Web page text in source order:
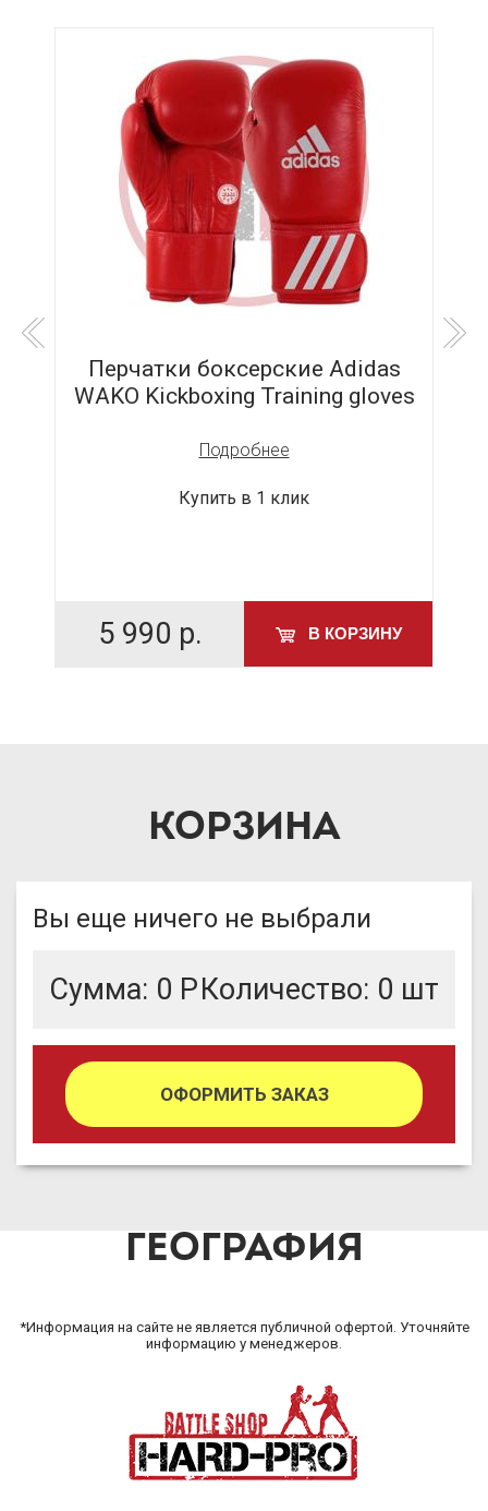
Перчатки боксерские Adidas
WAKO Kickboxing Training gloves
Подробнее
5 990 р. В КОРЗИНУ
Купить в 1 клик
КОРЗИНА
Вы еще ничего не выбрали
Сумма: 0 РКоличество: 0 шт
ОФОРМИТЬ ЗАКАЗ
ГЕОГРАФИЯ
*Информация на сайте не является публичной офертой. Уточняйте
информацию у менеджеров.